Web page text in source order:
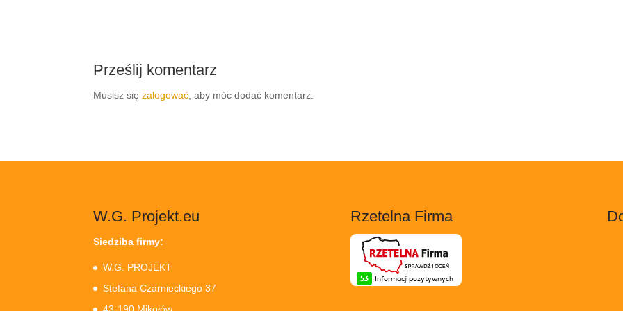
Prześlij komentarz
Musisz sięzalogować, aby móc dodać komentarz.
W.G. Projekt.eu
Siedziba firmy:
W.G. PROJEKT
Stefana Czarnieckiego 37
Rzetelna Firma